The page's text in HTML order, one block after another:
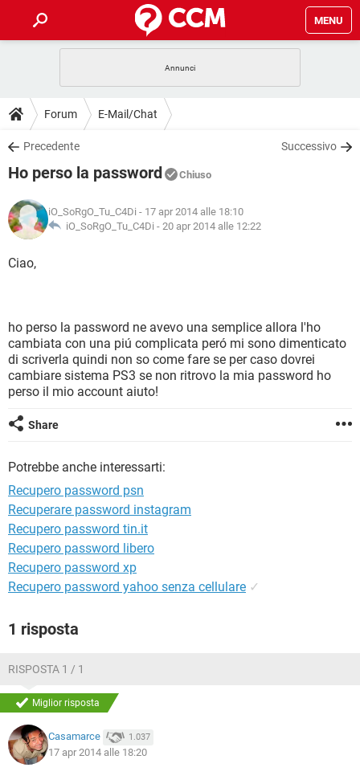
MENU
INTRATTENIMENTO
iOS
INSTAGRAM WHATSAPP
TIKTOK
HARDWARE
GUIDE
COVID-19
INSTAGRAM WHATSAPP
TIKTOK
HARDWARE
DOWNLOAD
COVID-19 GAMING
INTRATTENIMENTO
iOS WINDOWS 10
INSTAGRAM
FORUM
COVID-19 GAMING
INTRATTENIMENTO
iOS
TIKTOK FACEBOOK
HARDWARE
GLOSSARIO
COVID-19
INSTAGRAM WHATSAPP
TIKTOK FACEBOOK
HARDWARE
Forum E-Mail/Chat
Precedente Successivo
Ho perso la password Chiuso
iO_SoRgO_Tu_C4Di - 17 apr 2014 alle 18:10
iO_SoRgO_Tu_C4Di - 20 apr 2014 alle 12:22
Ciao,
ho perso la password ne avevo una semplice allora l'ho
cambiata con una piú complicata peró mi sono dimenticato
di scriverla quindi non so come fare se per caso dovrei
cambiare sistema PS3 se non ritrovo la mia password ho
perso il mio account aiuto!
Share
Potrebbe anche interessarti:
Recupero password psn
Recuperare password instagram
Recupero password tin.it
Recupero password libero
Recupero password xp
Recupero password yahoo senza cellulare ✓
1 risposta
RISPOSTA 1 / 1
Miglior risposta
Casamarce 1.037
17 apr 2014 alle 18:20